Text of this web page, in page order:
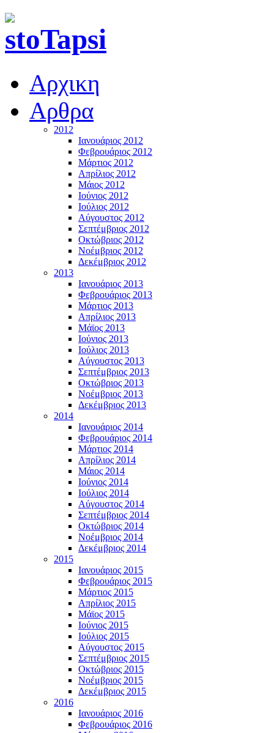
Αρχικη
Αρθρα
2012
Ιανουάριος 2012
Φεβρουάριος 2012
Μάρτιος 2012
Απρίλιος 2012
Μάιος 2012
Ιούνιος 2012
Ιούλιος 2012
Αύγουστος 2012
Σεπτέμβριος 2012
Οκτώβριος 2012
Νοέμβριος 2012
Δεκέμβριος 2012
2013
Ιανουάριος 2013
Φεβρουάριος 2013
Μάρτιος 2013
Απρίλιος 2013
Μάϊος 2013
Ιούνιος 2013
Ιούλιος 2013
Αύγουστος 2013
Σεπτέμβριος 2013
Οκτώβριος 2013
Νοέμβριος 2013
Δεκέμβριος 2013
2014
Ιανουάριος 2014
Φεβρουάριος 2014
Μάρτιος 2014
Απρίλιος 2014
Μάιος 2014
Ιούνιος 2014
Ιούλιος 2014
Αύγουστος 2014
Σεπτέμβριος 2014
Οκτώβριος 2014
Νοέμβριος 2014
Δεκέμβριος 2014
2015
Ιανουάριος 2015
Φεβρουάριος 2015
Μάρτιος 2015
Απρίλιος 2015
Μάϊος 2015
Ιούνιος 2015
Ιούλιος 2015
Αύγουστος 2015
Σεπτέμβριος 2015
Οκτώβριος 2015
Νοέμβριος 2015
Δεκέμβριος 2015
2016
Ιανουάριος 2016
Φεβρουάριος 2016